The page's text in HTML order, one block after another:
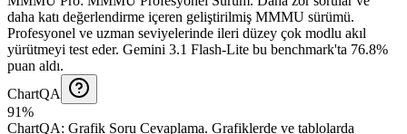
daha katı değerlendirme içeren geliştirilmiş MMMU sürümü.
Profesyonel ve uzman seviyelerinde ileri düzey çok modlu akıl
yürütmeyi test eder. Gemini 3.1 Flash-Lite bu benchmark'ta 76.8%
puan aldı.
ChartQA
91%
ChartQA: Grafik Soru Cevaplama. Grafiklerde ve tablolarda